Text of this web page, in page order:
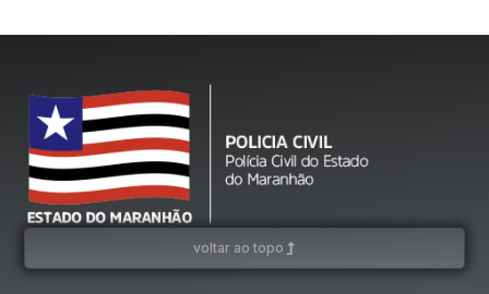
voltar ao topo